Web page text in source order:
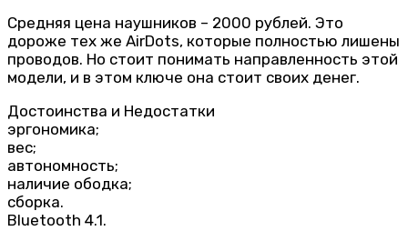
Средняя цена наушников – 2000 рублей. Это
дороже тех же AirDots, которые полностью лишены
проводов. Но стоит понимать направленность этой
модели, и в этом ключе она стоит своих денег.
Достоинства и Недостатки
эргономика;
вес;
автономность;
наличие ободка;
сборка.
Bluetooth 4.1.